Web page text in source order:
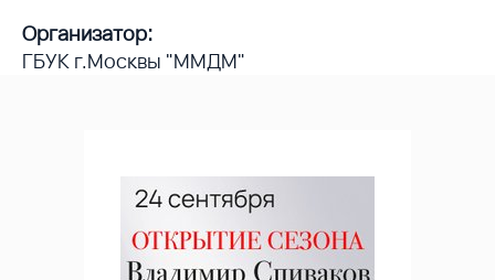
Организатор:
ГБУК г.Москвы "ММДМ"